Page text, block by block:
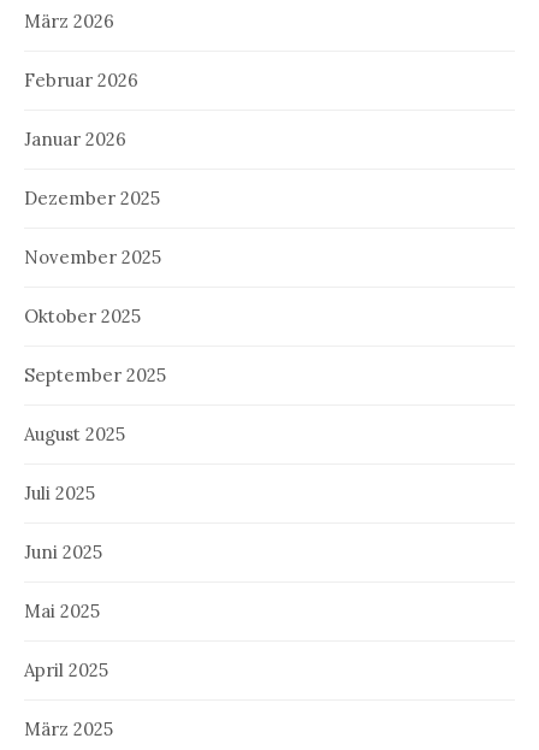
März 2026
Februar 2026
Januar 2026
Dezember 2025
November 2025
Oktober 2025
September 2025
August 2025
Juli 2025
Juni 2025
Mai 2025
April 2025
März 2025